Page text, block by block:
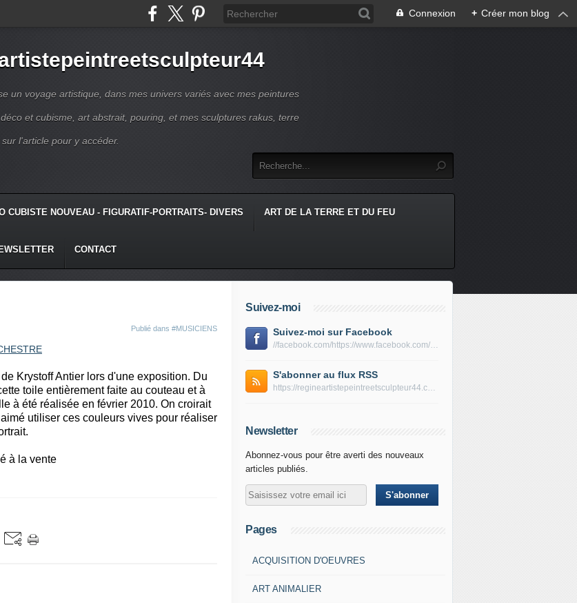
Connexion + Créer mon blog
un voyage artistique, dans mes univers variés avec mes peintures
et cubisme, art abstrait, pouring, et mes sculptures rakus, terre
l'article pour y accéder.
CUBISTE NOUVEAU - FIGURATIF-PORTRAITS- DIVERS ART DE LA TERRE ET DU FEU
CONTACT
Publié dans #MUSICIENS
Krystoff Antier lors d'une exposition. Du
toile entièrement faite au couteau et à
à été réalisée en février 2010. On croirait
utiliser ces couleurs vives pour réaliser
à la vente
Suivez-moi
Suivez-moi sur Facebook
//facebook.com/https://www.facebook.com/peltierregine
S'abonner au flux RSS
https://regineartistepeintreetsculpteur44.com/rss
Newsletter
Abonnez-vous pour être averti des nouveaux
articles publiés.
Pages
ACQUISITION D'OEUVRES
ART ANIMALIER